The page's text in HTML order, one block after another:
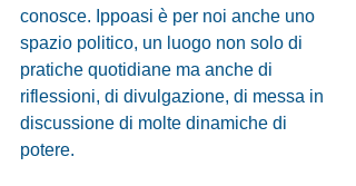
conosce. Ippoasi è per noi anche uno
spazio politico, un luogo non solo di
pratiche quotidiane ma anche di
riflessioni, di divulgazione, di messa in
discussione di molte dinamiche di
potere.